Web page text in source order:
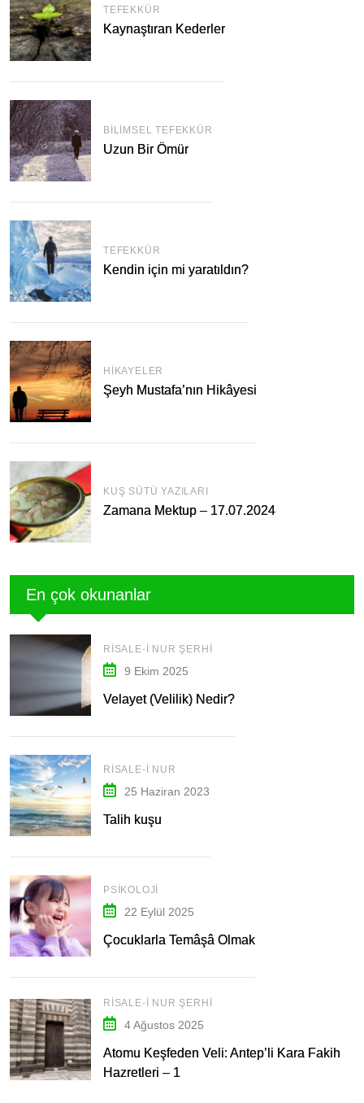
TEFEKKÜR
Kaynaştıran Kederler
BILIMSEL TEFEKKÜR
Uzun Bir Ömür
TEFEKKÜR
Kendin için mi yaratıldın?
HIKAYELER
Şeyh Mustafa’nın Hikâyesi
KUŞ SÜTÜ YAZILARI
Zamana Mektup – 17.07.2024
En çok okunanlar
RISALE-I NUR ŞERHI
9 Ekim 2025
Velayet (Velilik) Nedir?
RISALE-I NUR
25 Haziran 2023
Talih kuşu
PSIKOLOJI
22 Eylül 2025
Çocuklarla Temâşâ Olmak
RISALE-I NUR ŞERHI
4 Ağustos 2025
Atomu Keşfeden Veli: Antep’li Kara Fakih
Hazretleri – 1